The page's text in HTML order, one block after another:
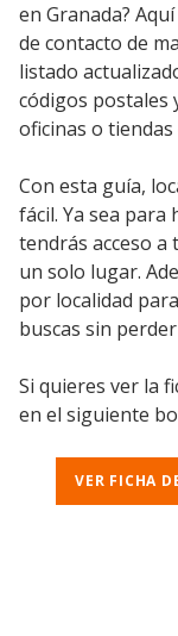
en Granada?
de contacto de
listado
códigos postales
oficinas o
Con esta guía,
fácil. Ya sea
tendrás acceso a
un solo lugar.
por localidad
buscas sin
Si quieres ver la
en el siguiente
VER FICHA